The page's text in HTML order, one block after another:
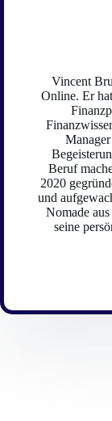
Vincent
Online. Er
Beruf
2020
und
Nomade
seine